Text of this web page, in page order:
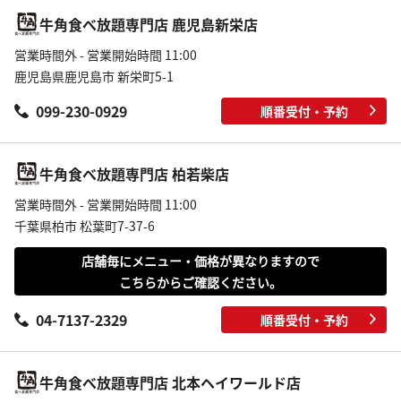
牛角食べ放題専門店 鹿児島新栄店
営業時間外 - 営業開始時間 11:00
鹿児島県鹿児島市 新栄町5-1
099-230-0929 順番受付・予約
牛角食べ放題専門店 柏若柴店
営業時間外 - 営業開始時間 11:00
千葉県柏市 松葉町7-37-6
店舗毎にメニュー・価格が異なりますので
こちらからご確認ください。
04-7137-2329 順番受付・予約
牛角食べ放題専門店 北本ヘイワールド店